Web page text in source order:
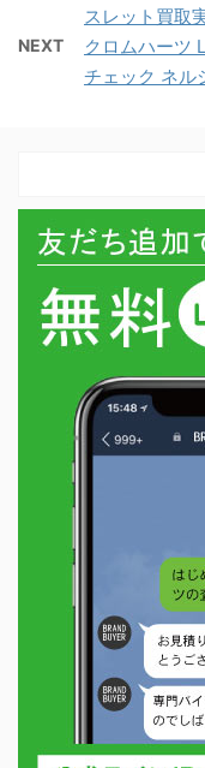
スレット買取
NEXT
クロムハーツ
チェック ネル